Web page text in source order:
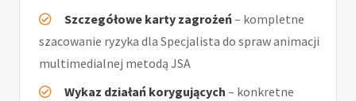
Szczegółowe karty zagrożeń– kompletne
szacowanie ryzyka dla Specjalista do spraw animacji
multimedialnej metodą JSA
Wykaz działań korygujących – konkretne